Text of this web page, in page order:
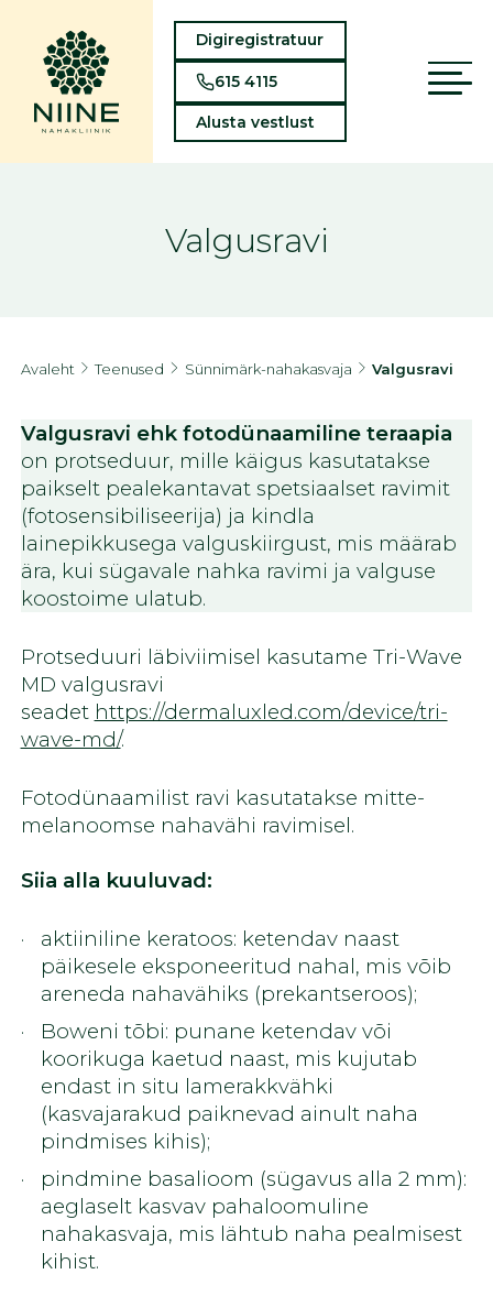
Digiregistratuur
615 4115
Alusta vestlust
Valgusravi
Avaleht Teenused Sünnimärk-nahakasvaja Valgusravi
Valgusravi ehk fotodünaamiline teraapia
on protseduur, mille käigus kasutatakse
paikselt pealekantavat spetsiaalset ravimit
(fotosensibiliseerija) ja kindla
lainepikkusega valguskiirgust, mis määrab
ära, kui sügavale nahka ravimi ja valguse
koostoime ulatub.
Protseduuri läbiviimisel kasutame Tri-Wave
MD valgusravi
seadet https://dermaluxled.com/device/tri-
wave-md/.
Fotodünaamilist ravi kasutatakse mitte-
melanoomse nahavähi ravimisel.
Siia alla kuuluvad:
aktiiniline keratoos: ketendav naast
päikesele eksponeeritud nahal, mis võib
areneda nahavähiks (prekantseroos);
Boweni tõbi: punane ketendav või
koorikuga kaetud naast, mis kujutab
endast in situ lamerakkvähki
(kasvajarakud paiknevad ainult naha
pindmises kihis);
pindmine basalioom (sügavus alla 2 mm):
aeglaselt kasvav pahaloomuline
nahakasvaja, mis lähtub naha pealmisest
kihist.